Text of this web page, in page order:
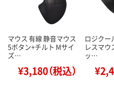
マウス 有線 静音マウス
5ボタン+チルト Mサイ
ズ…
¥3,180（税込）
ロジクー
レスマウ
ッ…